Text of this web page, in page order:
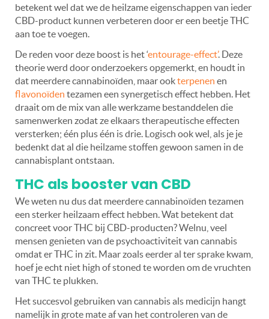
betekent wel dat we de heilzame eigenschappen van ieder
CBD-product kunnen verbeteren door er een beetje THC
aan toe te voegen.
De reden voor deze boost is het ‘entourage-effect’. Deze
theorie werd door onderzoekers opgemerkt, en houdt in
dat meerdere cannabinoïden, maar ookterpenen en
flavonoïden tezamen een synergetisch effect hebben. Het
draait om de mix van alle werkzame bestanddelen die
samenwerken zodat ze elkaars therapeutische effecten
versterken; één plus één is drie. Logisch ook wel, als je je
bedenkt dat al die heilzame stoffen gewoon samen in de
cannabisplant ontstaan.
THC als booster van CBD
We weten nu dus dat meerdere cannabinoïden tezamen
een sterker heilzaam effect hebben. Wat betekent dat
concreet voor THC bij CBD-producten? Welnu, veel
mensen genieten van de psychoactiviteit van cannabis
omdat er THC in zit. Maar zoals eerder al ter sprake kwam,
hoef je echt niet high of stoned te worden om de vruchten
van THC te plukken.
Het succesvol gebruiken van cannabis als medicijn hangt
namelijk in grote mate af van het controleren van de